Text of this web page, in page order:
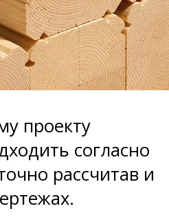
проекту
согласно
рассчитав и